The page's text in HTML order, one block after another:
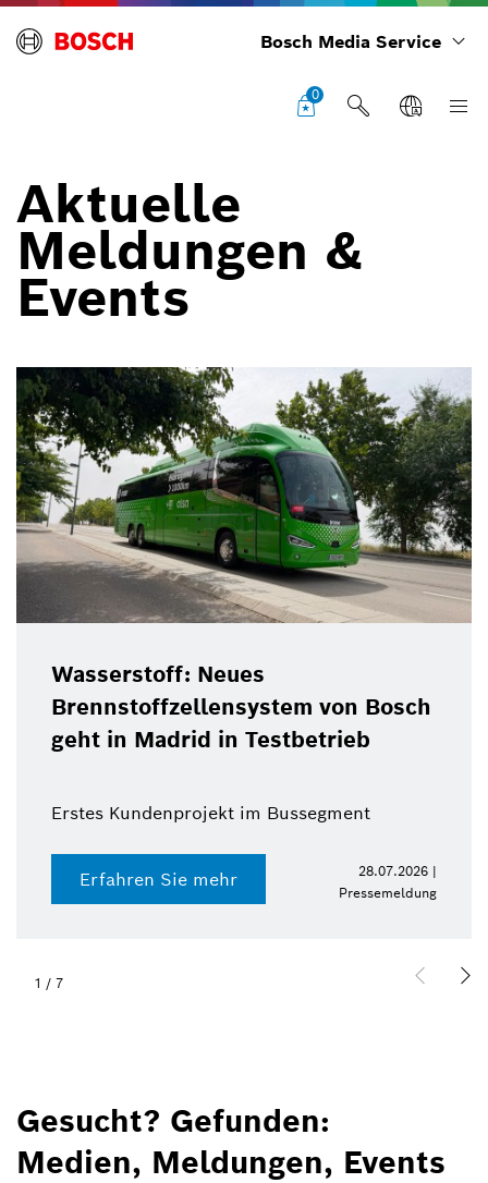
Bosch Media Service
0
Aktuelle
Meldungen &
Events
Wasserstoff: Neues
Brennstoffzellensystem von Bosch
geht in Madrid in Testbetrieb
Erstes Kundenprojekt im Bussegment
Erfahren Sie mehr
28.07.2026 |
Pressemeldung
1 / 7
Gesucht? Gefunden:
Medien, Meldungen, Events